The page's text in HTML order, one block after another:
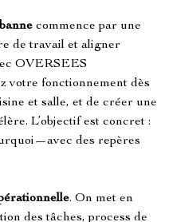
commence par une
de travail et aligner
OVERSEES
fonctionnement dès
et salle, et de créer une
L’objectif est concret :
des repères
. On met en
des tâches, process de